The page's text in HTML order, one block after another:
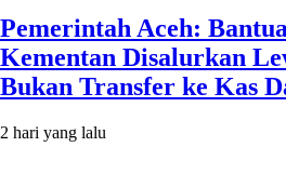
Pemerintah Aceh:
Kementan Disalurkan
Bukan Transfer ke Kas
2 hari yang lalu